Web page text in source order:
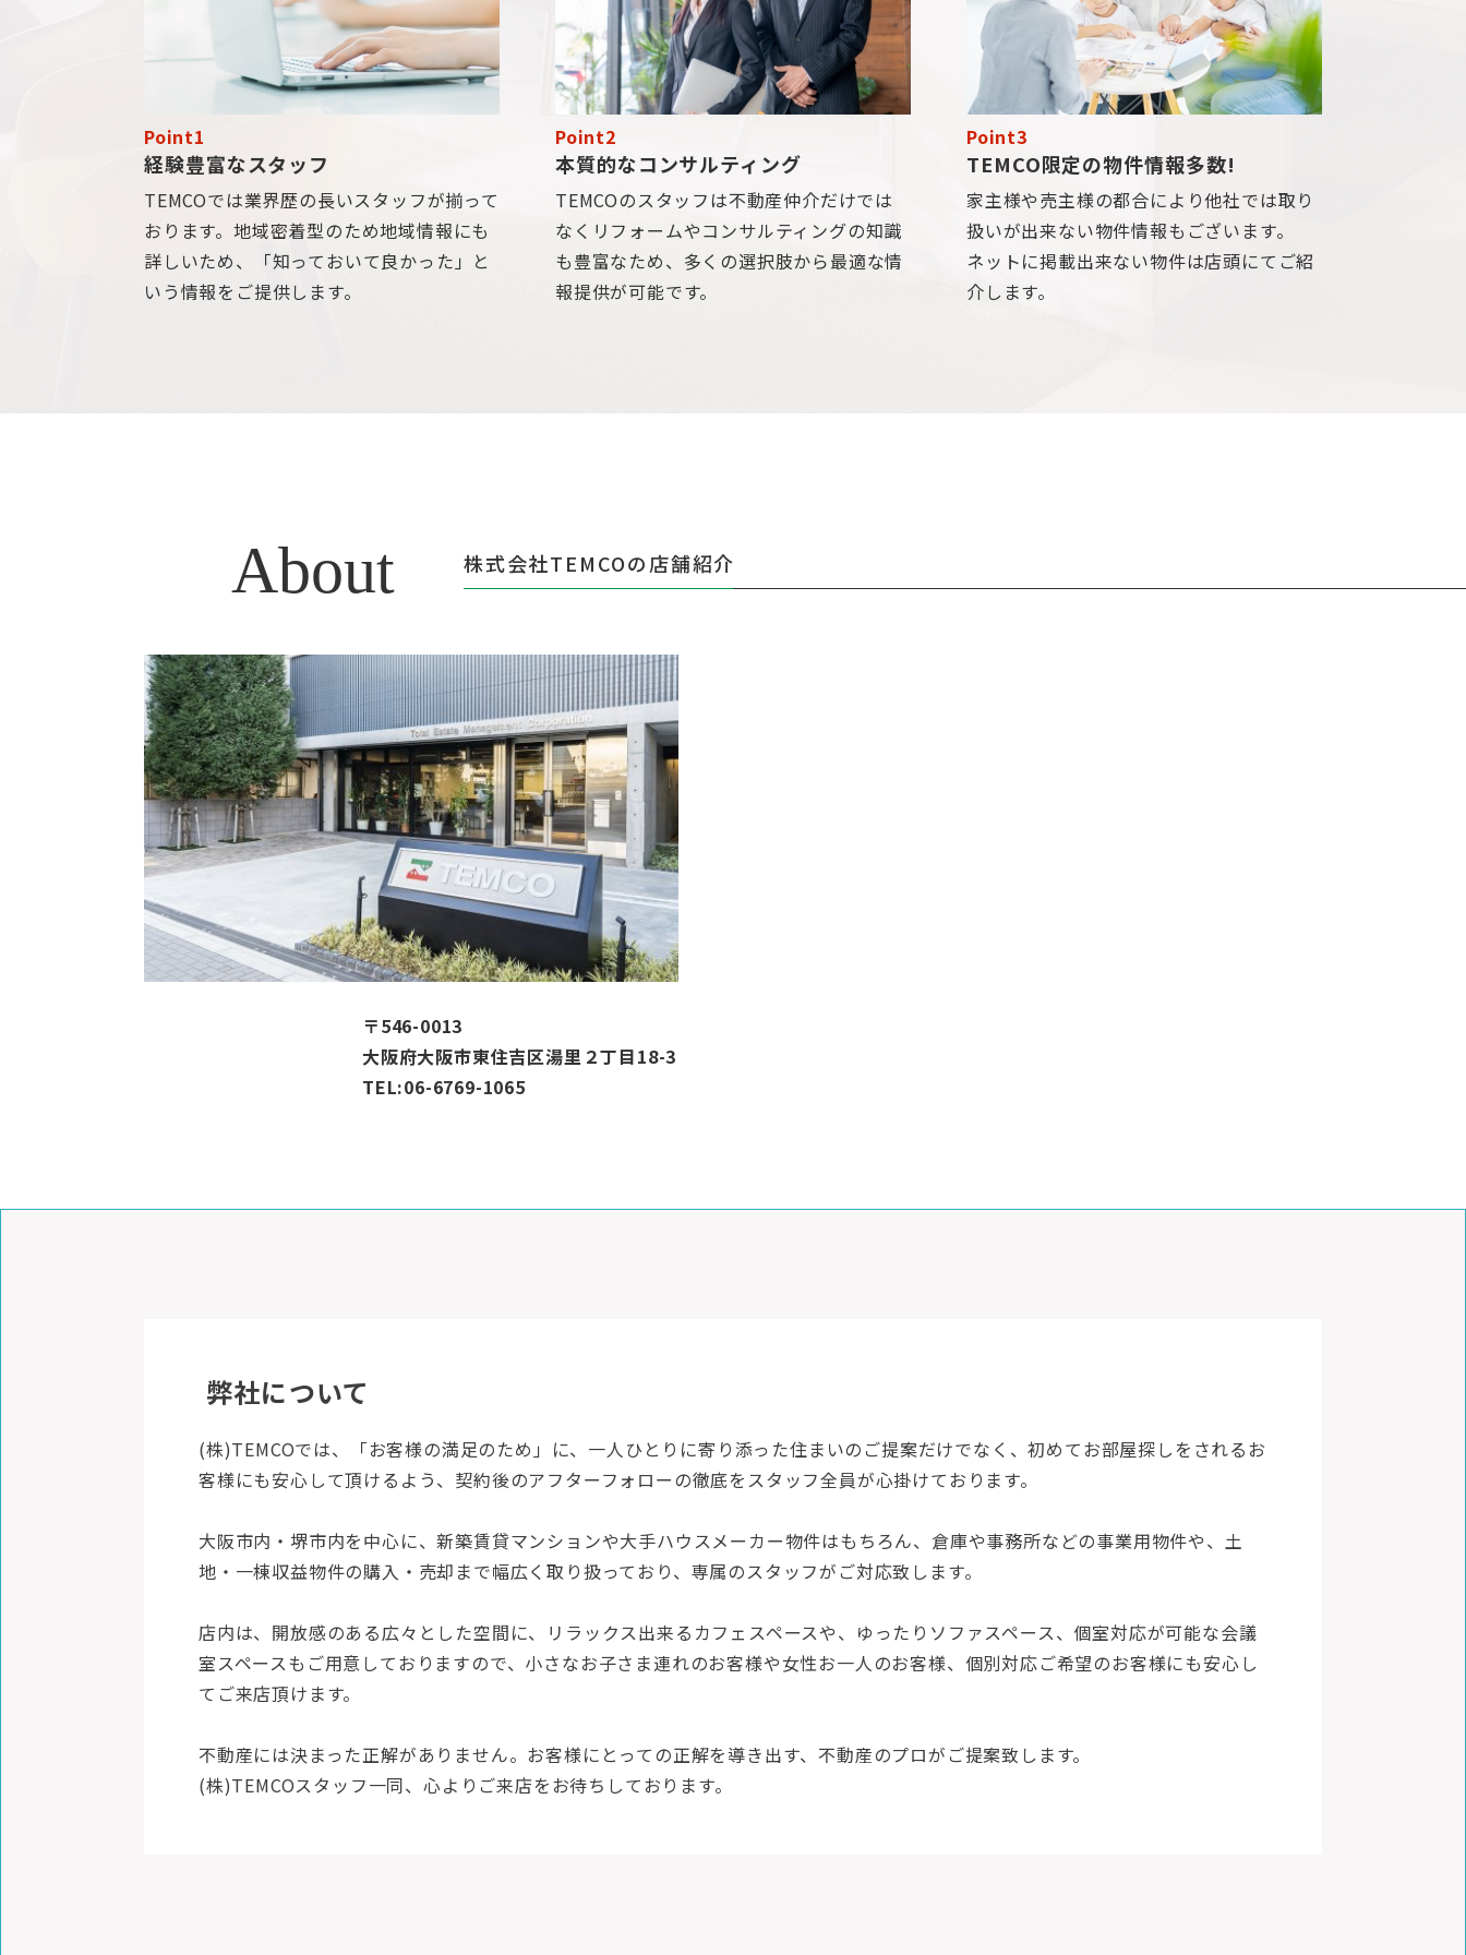
Point1
経験豊富なスタッフ
TEMCOでは業界歴の長いスタッフが揃って
おります。地域密着型のため地域情報にも
詳しいため、「知っておいて良かった」と
いう情報をご提供します。
Point2
本質的なコンサルティング
TEMCOのスタッフは不動産仲介だけでは
なくリフォームやコンサルティングの知識
も豊富なため、多くの選択肢から最適な情
報提供が可能です。
Point3
TEMCO限定の物件情報多数!
家主様や売主様の都合により他社では取り
扱いが出来ない物件情報もございます。
ネットに掲載出来ない物件は店頭にてご紹
介します。
About 株式会社TEMCOの店舗紹介
〒546-0013
大阪府大阪市東住吉区湯里２丁目18-3
TEL:06-6769-1065
弊社について
(株)TEMCOでは、「お客様の満足のため」に、一人ひとりに寄り添った住まいのご提案だけでなく、初めてお部屋探しをされるお
客様にも安心して頂けるよう、契約後のアフターフォローの徹底をスタッフ全員が心掛けております。
大阪市内・堺市内を中心に、新築賃貸マンションや大手ハウスメーカー物件はもちろん、倉庫や事務所などの事業用物件や、土
地・一棟収益物件の購入・売却まで幅広く取り扱っており、専属のスタッフがご対応致します。
店内は、開放感のある広々とした空間に、リラックス出来るカフェスペースや、ゆったりソファスペース、個室対応が可能な会議
室スペースもご用意しておりますので、小さなお子さま連れのお客様や女性お一人のお客様、個別対応ご希望のお客様にも安心し
てご来店頂けます。
不動産には決まった正解がありません。お客様にとっての正解を導き出す、不動産のプロがご提案致します。
(株)TEMCOスタッフ一同、心よりご来店をお待ちしております。